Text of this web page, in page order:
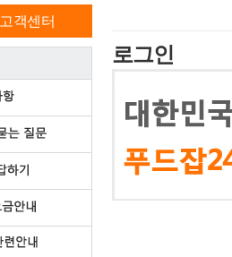
고객센터
로그인